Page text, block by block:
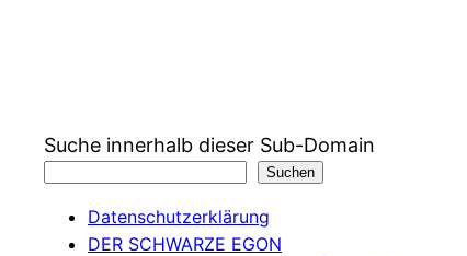
Suche innerhalb dieser Sub-Domain
Suchen
Datenschutzerklärung
DER SCHWARZE EGON